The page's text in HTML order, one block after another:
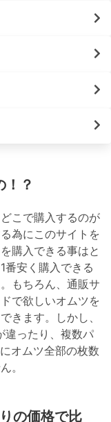
！？
こで購入するのが
為にこのサイトを
購入できる事はと
番安く購入できる
もちろん、通販サ
で欲しいオムツを
きます。しかし、
違ったり、複数パ
オムツ全部の枚数
。
の価格で比